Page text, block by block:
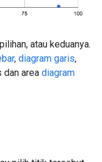
atau keduanya.
, diagram garis,
dan area diagram